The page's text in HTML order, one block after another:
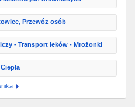
Przewóz osób
- Transport leków - Mrożonki